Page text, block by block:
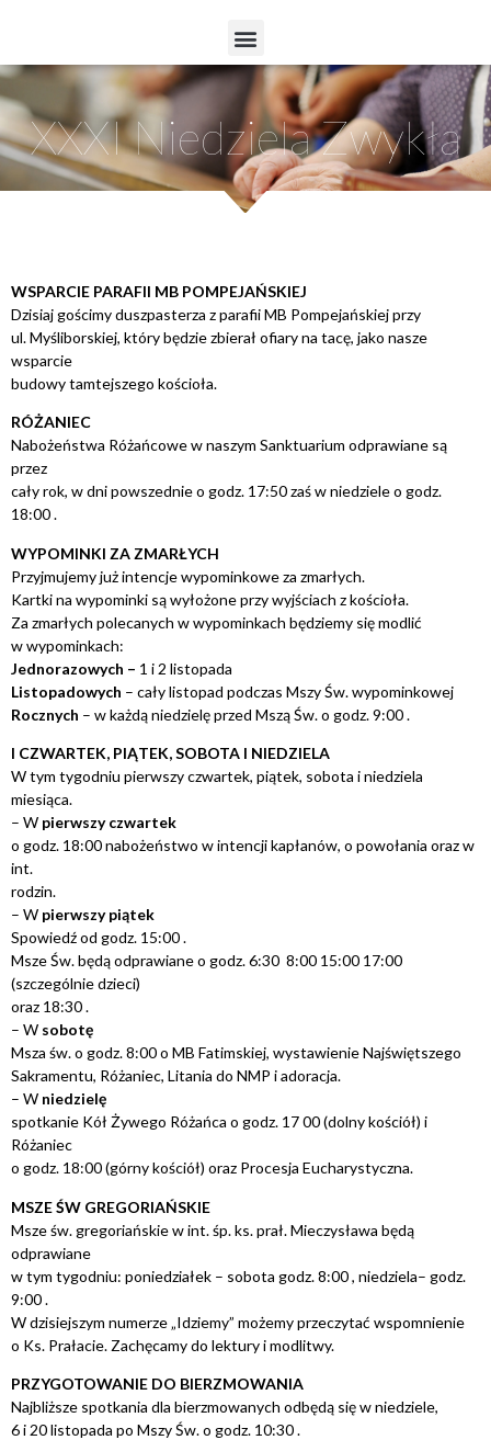
XXXI Niedziela Zwykła
WSPARCIE PARAFII MB POMPEJAŃSKIEJ
Dzisiaj gościmy duszpasterza z parafii MB Pompejańskiej przy
ul. Myśliborskiej, który będzie zbierał ofiary na tacę, jako nasze
wsparcie
budowy tamtejszego kościoła.
RÓŻANIEC
Nabożeństwa Różańcowe w naszym Sanktuarium odprawiane są
przez
cały rok, w dni powszednie o godz. 17:50 zaś w niedziele o godz.
18:00 .
WYPOMINKI ZA ZMARŁYCH
Przyjmujemy już intencje wypominkowe za zmarłych.
Kartki na wypominki są wyłożone przy wyjściach z kościoła.
Za zmarłych polecanych w wypominkach będziemy się modlić
w wypominkach:
Jednorazowych – 1 i 2 listopada
Listopadowych – cały listopad podczas Mszy Św. wypominkowej
Rocznych – w każdą niedzielę przed Mszą Św. o godz. 9:00 .
I CZWARTEK, PIĄTEK, SOBOTA I NIEDZIELA
W tym tygodniu pierwszy czwartek, piątek, sobota i niedziela
miesiąca.
– W pierwszy czwartek
o godz. 18:00 nabożeństwo w intencji kapłanów, o powołania oraz w
int.
rodzin.
– W pierwszy piątek
Spowiedź od godz. 15:00 .
Msze Św. będą odprawiane o godz. 6:30 8:00 15:00 17:00
(szczególnie dzieci)
oraz 18:30 .
– W sobotę
Msza św. o godz. 8:00 o MB Fatimskiej, wystawienie Najświętszego
Sakramentu, Różaniec, Litania do NMP i adoracja.
– W niedzielę
spotkanie Kół Żywego Różańca o godz. 17 00 (dolny kościół) i
Różaniec
o godz. 18:00 (górny kościół) oraz Procesja Eucharystyczna.
MSZE ŚW GREGORIAŃSKIE
Msze św. gregoriańskie w int. śp. ks. prał. Mieczysława będą
odprawiane
w tym tygodniu: poniedziałek – sobota godz. 8:00 , niedziela– godz.
9:00 .
W dzisiejszym numerze „Idziemy” możemy przeczytać wspomnienie
o Ks. Prałacie. Zachęcamy do lektury i modlitwy.
PRZYGOTOWANIE DO BIERZMOWANIA
Najbliższe spotkania dla bierzmowanych odbędą się w niedziele,
6 i 20 listopada po Mszy Św. o godz. 10:30 .